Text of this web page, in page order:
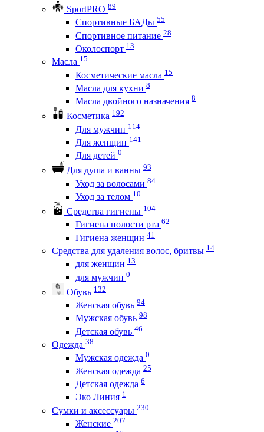
SportPRO 89
Спортивные БАДы 55
Спортивное питание 28
Околоспорт 13
Масла 15
Косметические масла 15
Масла для кухни 8
Масла двойного назначения 8
Косметика 192
Для мужчин 114
Для женщин 141
Для детей 0
Для душа и ванны 93
Уход за волосами 84
Уход за телом 10
Средства гигиены 104
Гигиена полости рта 62
Гигиена женщин 41
Средства для удаления волос, бритвы 14
для женщин 13
для мужчин 0
Обувь 132
Женская обувь 94
Мужская обувь 98
Детская обувь 46
Одежда 38
Мужская одежда 0
Женская одежда 25
Детская одежда 6
Эко Линия 1
Сумки и аксессуары 230
Женские 207